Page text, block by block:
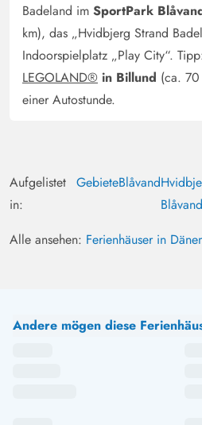
Badeland im SportPark
km), das „Hvidbjerg Strand
Indoorspielplatz „Play City“.
LEGOLAND® in Billund (ca.
einer Autostunde.
Aufgelistet
in:
GebieteBlåvand
Blåvand
Alle ansehen: Ferienhäuser in
Andere mögen diese